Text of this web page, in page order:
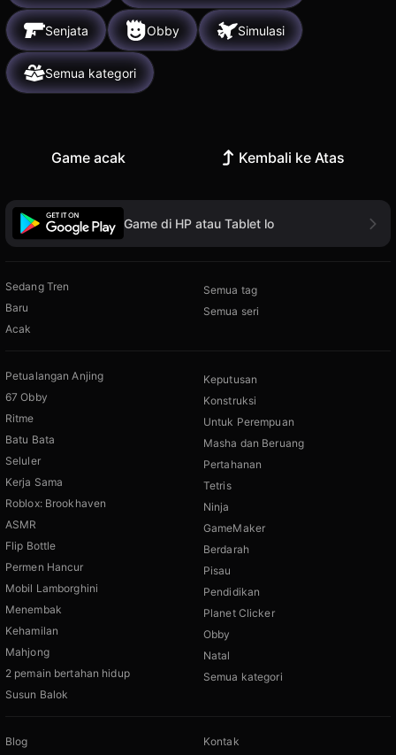
Senjata Obby Simulasi
Semua kategori
Game acak Kembali ke Atas
Game di HP atau Tablet lo
Sedang Tren
Baru
Acak
Semua tag
Semua seri
Petualangan Anjing
67 Obby
Ritme
Batu Bata
Seluler
Kerja Sama
Roblox: Brookhaven
ASMR
Flip Bottle
Permen Hancur
Mobil Lamborghini
Menembak
Kehamilan
Mahjong
2 pemain bertahan hidup
Susun Balok
Keputusan
Konstruksi
Untuk Perempuan
Masha dan Beruang
Pertahanan
Tetris
Ninja
GameMaker
Berdarah
Pisau
Pendidikan
Planet Clicker
Obby
Natal
Semua kategori
Blog Kontak